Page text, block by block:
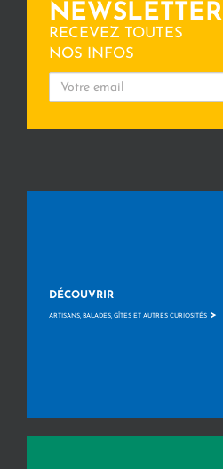
NEWSLETTER
RECEVEZ TOUTES
NOS INFOS
DÉCOUVRIR
ARTISANS, BALADES, GÎTES ET AUTRES CURIOSITÉS >